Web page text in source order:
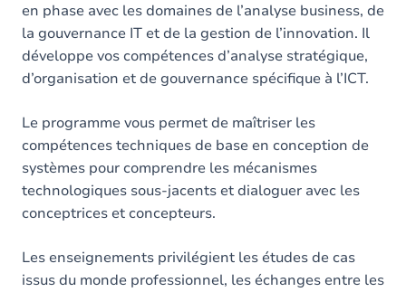
en phase avec les domaines de l’analyse business, de
la gouvernance IT et de la gestion de l’innovation. Il
développe vos compétences d’analyse stratégique,
d’organisation et de gouvernance spécifique à l’ICT.
Le programme vous permet de maîtriser les
compétences techniques de base en conception de
systèmes pour comprendre les mécanismes
technologiques sous-jacents et dialoguer avec les
conceptrices et concepteurs.
Les enseignements privilégient les études de cas
issus du monde professionnel, les échanges entre les